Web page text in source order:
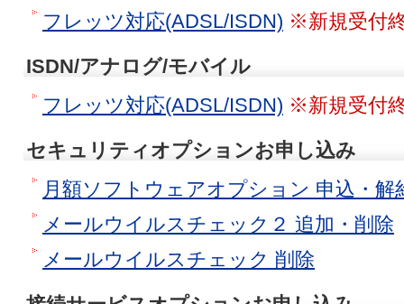
フレッツ対応(ADSL/ISDN) ※新規受付
ISDN/アナログ/モバイル
フレッツ対応(ADSL/ISDN) ※新規受付
セキュリティオプションお申し込み
月額ソフトウェアオプション 申込・解
メールウイルスチェック２ 追加・削除
メールウイルスチェック 削除